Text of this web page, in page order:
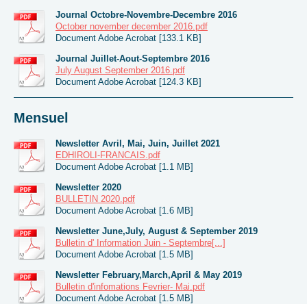
Journal Octobre-Novembre-Decembre 2016
October november december 2016.pdf
Document Adobe Acrobat [133.1 KB]
Journal Juillet-Aout-Septembre 2016
July August September 2016.pdf
Document Adobe Acrobat [124.3 KB]
Mensuel
Newsletter Avril, Mai, Juin, Juillet 2021
EDHIROLI-FRANCAIS.pdf
Document Adobe Acrobat [1.1 MB]
Newsletter 2020
BULLETIN 2020.pdf
Document Adobe Acrobat [1.6 MB]
Newsletter June,July, August & September 2019
Bulletin d' Information Juin - Septembre[...]
Document Adobe Acrobat [1.5 MB]
Newsletter February,March,April & May 2019
Bulletin d'infomations Fevrier- Mai.pdf
Document Adobe Acrobat [1.5 MB]